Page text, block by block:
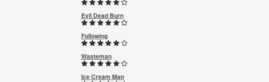
Evil Dead Burn
Following
Wasteman
Ice Cream Man